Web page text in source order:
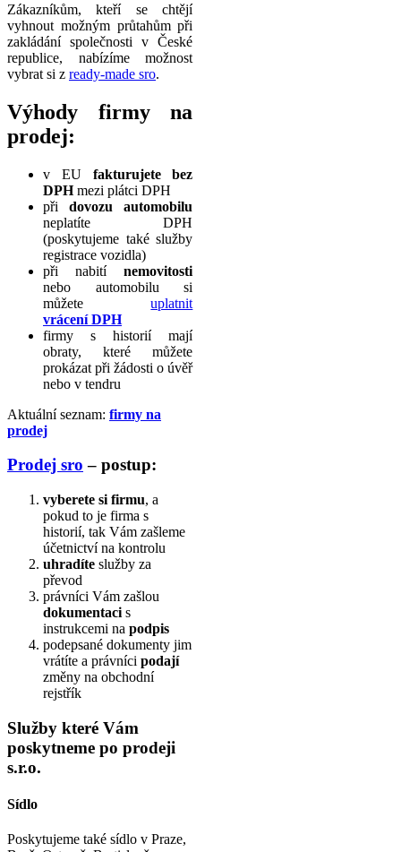
Zákazníkům, kteří se chtějí
vyhnout možným průtahům při
zakládání společnosti v České
republice, nabízíme možnost
vybrat si z ready-made sro.
Výhody firmy na
prodej:
v EU fakturujete bez
DPHmezi plátci DPH
přidovozu automobilu
neplatíte DPH
(poskytujeme také služby
registrace vozidla)
při nabitínemovitosti
nebo automobilu si
můžeteuplatnit
vrácení DPH
firmy s historií mají
obraty, které můžete
prokázat při žádosti o úvěř
nebo v tendru
Aktuální seznam: firmy na
prodej
Prodej sro – postup:
vyberete si firmu, a
pokud to je firma s
historií, tak Vám zašleme
účetnictví na kontrolu
uhradíte služby za
převod
právníci Vám zašlou
dokumentaci s
instrukcemi na podpis
podepsané dokumenty jim
vrátíte a právníci podají
změny na obchodní
rejstřík
Služby které Vám
poskytneme po prodeji
s.r.o.
Sídlo
Poskytujeme také sídlo v Praze,